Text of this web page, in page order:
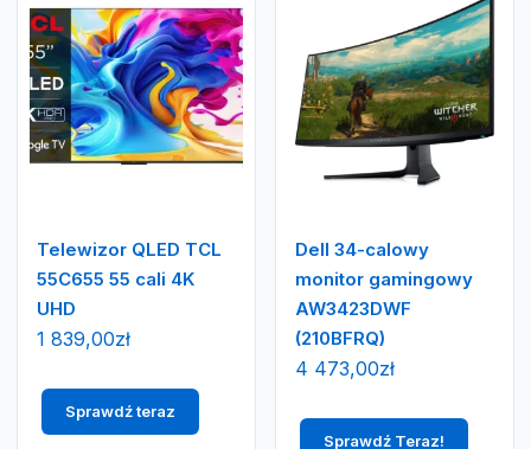
Telewizor QLED TCL
55C655 55 cali 4K
UHD
1 839,00zł
Sprawdź teraz
Dell 34-calowy
monitor gamingowy
AW3423DWF
(210BFRQ)
4 473,00zł
Sprawdź Teraz!